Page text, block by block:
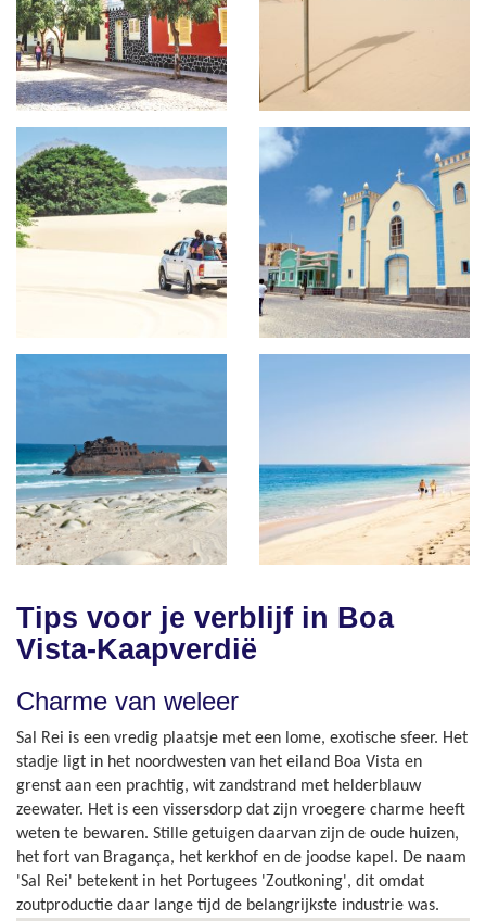
Tips voor je verblijf in Boa
Vista-Kaapverdië
Charme van weleer
Sal Rei is een vredig plaatsje met een lome, exotische sfeer. Het
stadje ligt in het noordwesten van het eiland Boa Vista en
grenst aan een prachtig, wit zandstrand met helderblauw
zeewater. Het is een vissersdorp dat zijn vroegere charme heeft
weten te bewaren. Stille getuigen daarvan zijn de oude huizen,
het fort van Bragança, het kerkhof en de joodse kapel. De naam
'Sal Rei' betekent in het Portugees 'Zoutkoning', dit omdat
zoutproductie daar lange tijd de belangrijkste industrie was.